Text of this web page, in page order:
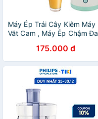
Máy Ép Trái Cây Kiêm Máy
Vắt Cam , Máy Ép Chậm Đa
175.000 đ